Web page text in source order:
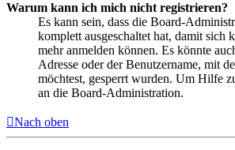
Warum kann ich mich nicht registrieren?
Es kann sein, dass die Board-
komplett ausgeschaltet hat, damit sich
mehr anmelden können. Es könnte
Adresse oder der Benutzername, mit
möchtest, gesperrt wurden. Um Hilfe
an die Board-Administration.
Nach oben